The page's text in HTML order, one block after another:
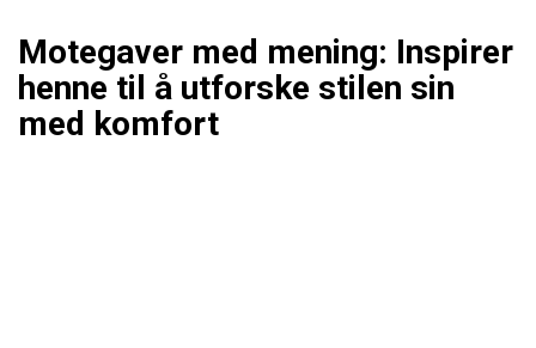
Motegaver med mening: Inspirer
henne til å utforske stilen sin
med komfort